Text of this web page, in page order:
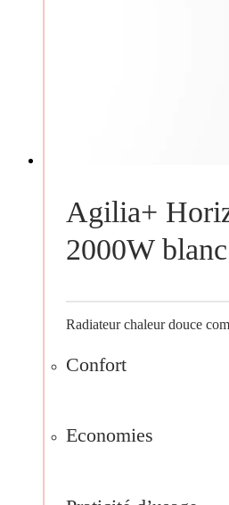
Agilia+
2000W
Radiateur chaleur douce
Confort
Economies